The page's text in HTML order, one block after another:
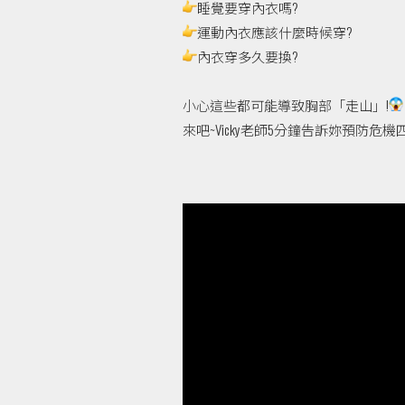
睡覺要穿內衣嗎?
運動內衣應該什麼時候穿?
內衣穿多久要換?
小心這些都可能導致胸部「走山」!
來吧~Vicky老師5分鐘告訴妳預防危機